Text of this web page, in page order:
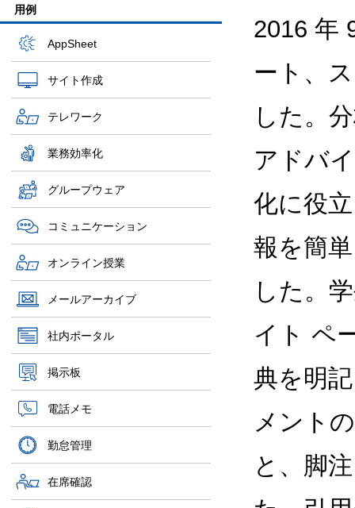
用例
AppSheet
サイト作成
テレワーク
業務効率化
グループウェア
コミュニケーション
オンライン授業
メールアーカイブ
社内ポータル
掲示板
電話メモ
勤怠管理
在席確認
2016 年
ート、
した。
アドバ
化に役
報を簡
した。
イト ペ
典を明
メント
と、脚